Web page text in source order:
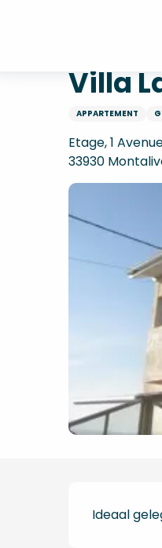
Villa
APPARTEMENT
Etage, 1
33930
Ideaal